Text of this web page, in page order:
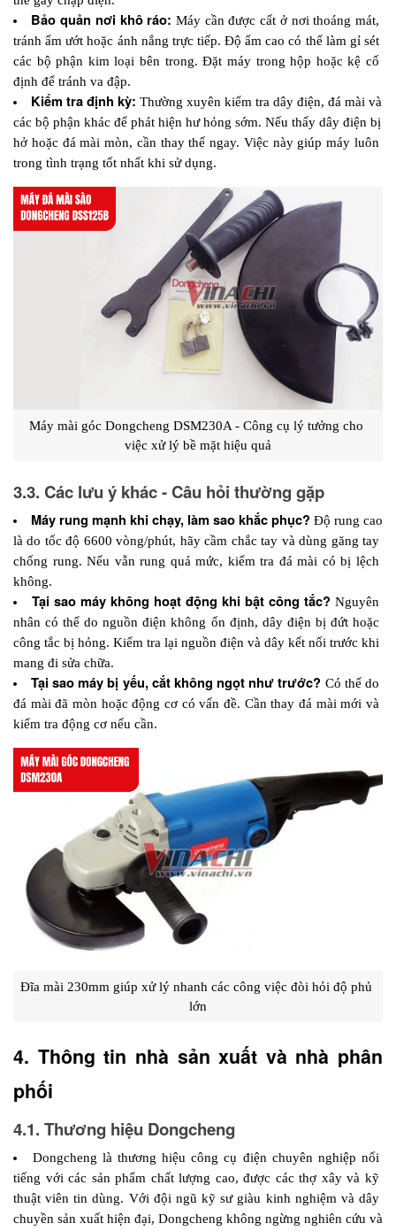
Bảo quản nơi khô ráo: Máy cần được cất ở nơi thoáng mát,
tránh ẩm ướt hoặc ánh nắng trực tiếp. Độ ẩm cao có thể làm gỉ sét
các bộ phận kim loại bên trong. Đặt máy trong hộp hoặc kệ cố
định để tránh va đập.
Kiểm tra định kỳ: Thường xuyên kiểm tra dây điện, đá mài và
các bộ phận khác để phát hiện hư hỏng sớm. Nếu thấy dây điện bị
hở hoặc đá mài mòn, cần thay thế ngay. Việc này giúp máy luôn
trong tình trạng tốt nhất khi sử dụng.
Máy mài góc Dongcheng DSM230A - Công cụ lý tưởng cho
việc xử lý bề mặt hiệu quả
3.3. Các lưu ý khác - Câu hỏi thường gặp
Máy rung mạnh khi chạy, làm sao khắc phục? Độ rung cao
là do tốc độ 6600 vòng/phút, hãy cầm chắc tay và dùng găng tay
chống rung. Nếu vẫn rung quá mức, kiểm tra đá mài có bị lệch
không.
Tại sao máy không hoạt động khi bật công tắc? Nguyên
nhân có thể do nguồn điện không ổn định, dây điện bị đứt hoặc
công tắc bị hỏng. Kiểm tra lại nguồn điện và dây kết nối trước khi
mang đi sửa chữa.
Tại sao máy bị yếu, cắt không ngọt như trước? Có thể do
đá mài đã mòn hoặc động cơ có vấn đề. Cần thay đá mài mới và
kiểm tra động cơ nếu cần.
Đĩa mài 230mm giúp xử lý nhanh các công việc đòi hỏi độ phủ
lớn
4. Thông tin nhà sản xuất và nhà phân
phối
4.1. Thương hiệu Dongcheng
Dongcheng là thương hiệu công cụ điện chuyên nghiệp nổi
tiếng với các sản phẩm chất lượng cao, được các thợ xây và kỹ
thuật viên tin dùng. Với đội ngũ kỹ sư giàu kinh nghiệm và dây
chuyền sản xuất hiện đại, Dongcheng không ngừng nghiên cứu và